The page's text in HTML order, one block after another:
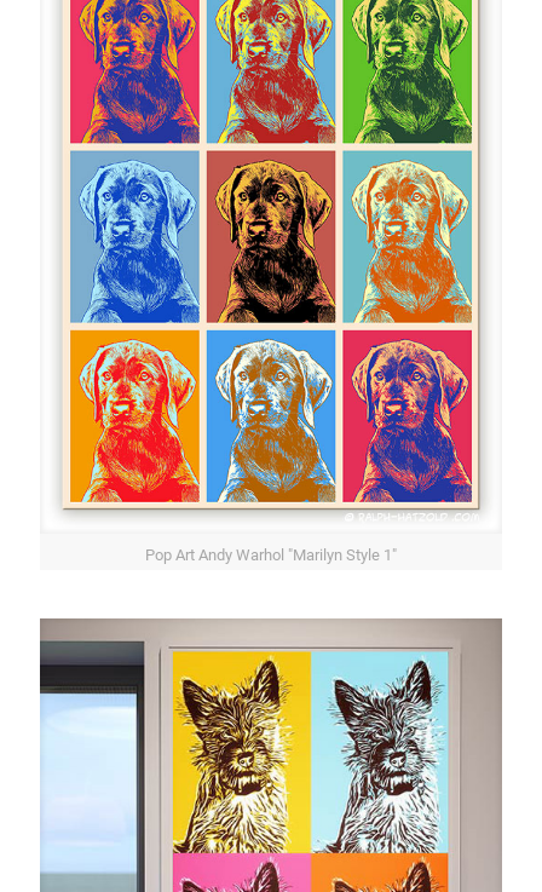
Pop Art Andy Warhol "Marilyn Style 1"